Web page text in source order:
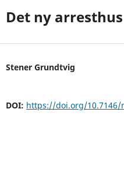
Det ny
Stener Grundtvig
DOI: https://doi.org/10.7146/